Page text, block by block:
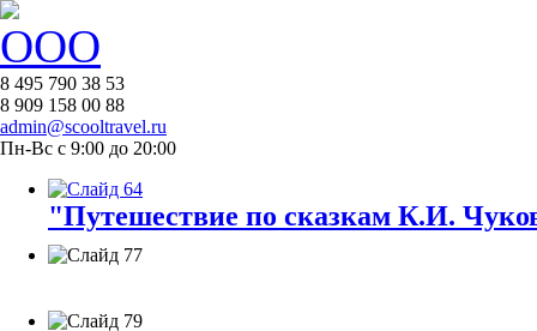
8 495 790 38 53
8 909 158 00 88
admin@scooltravel.ru
Пн-Вс с 9:00 до 20:00
"Путешествие по сказкам К.И.